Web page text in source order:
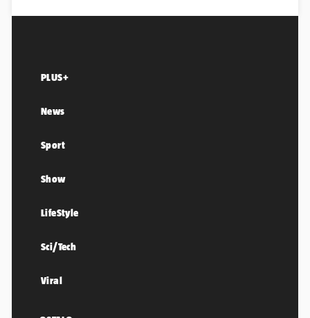
PLUS+
News
Sport
Show
LifeStyle
Sci/Tech
Viral